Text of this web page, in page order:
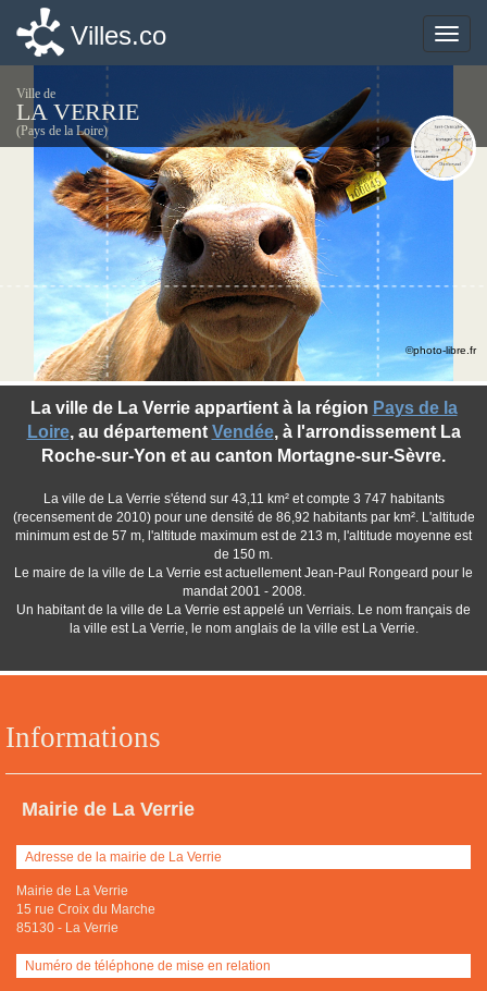
Toggle
Villes.co
Ville de
LA VERRIE
(Pays de la Loire)
Informations
Mairie de La Verrie
Adresse de la mairie de La Verrie
Mairie de La Verrie
15 rue Croix du Marche
85130 - La Verrie
Numéro de téléphone de mise en relation
La ville de La Verrie appartient à la région Pays de la
Loire, au département Vendée, à l'arrondissement La
Roche-sur-Yon et au canton Mortagne-sur-Sèvre.
La ville de La Verrie s'étend sur 43,11 km² et compte 3 747 habitants
(recensement de 2010) pour une densité de 86,92 habitants par km². L'altitude
minimum est de 57 m, l'altitude maximum est de 213 m, l'altitude moyenne est
de 150 m.
Le maire de la ville de La Verrie est actuellement Jean-Paul Rongeard pour le
mandat 2001 - 2008.
Un habitant de la ville de La Verrie est appelé un Verriais. Le nom français de
la ville est La Verrie, le nom anglais de la ville est La Verrie.
©photo-libre.fr
Toggle
Villes.co